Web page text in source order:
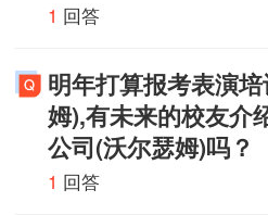
1 回答
明年打算报考表演
姆),有未来的校友介
公司(沃尔瑟姆)吗？
1 回答